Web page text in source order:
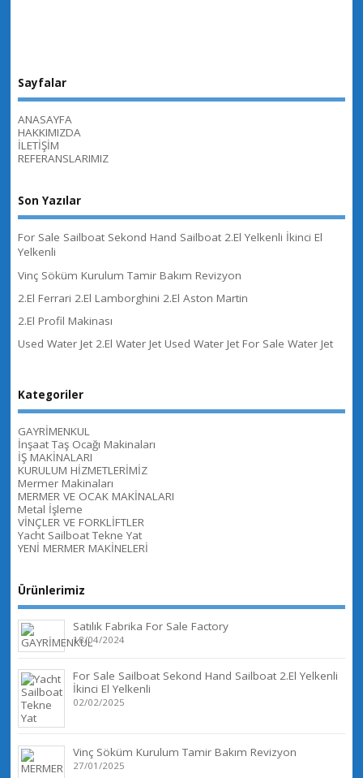
Sayfalar
ANASAYFA
HAKKIMIZDA
İLETİŞİM
REFERANSLARIMIZ
Son Yazılar
For Sale Sailboat Sekond Hand Sailboat 2.El Yelkenli İkinci El
Yelkenli
Vinç Söküm Kurulum Tamir Bakım Revizyon
2.El Ferrari 2.El Lamborghini 2.El Aston Martin
2.El Profil Makinası
Used Water Jet 2.El Water Jet Used Water Jet For Sale Water Jet
Kategoriler
GAYRİMENKUL
İnşaat Taş Ocağı Makinaları
İŞ MAKİNALARI
KURULUM HİZMETLERİMİZ
Mermer Makinaları
MERMER VE OCAK MAKİNALARI
Metal İşleme
VİNÇLER VE FORKLİFTLER
Yacht Sailboat Tekne Yat
YENİ MERMER MAKİNELERİ
Ürünlerimiz
Satılık Fabrika For Sale Factory
18/04/2024
For Sale Sailboat Sekond Hand Sailboat 2.El Yelkenli
İkinci El Yelkenli
02/02/2025
Vinç Söküm Kurulum Tamir Bakım Revizyon
27/01/2025